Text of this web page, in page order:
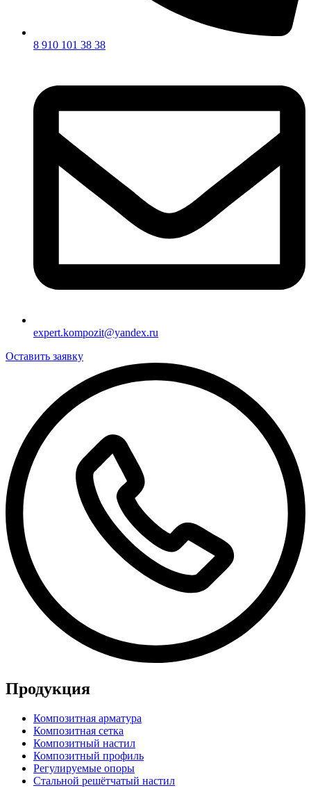
8 910 101 38 38
expert.kompozit@yandex.ru
Оставить заявку
Продукция
Композитная арматура
Композитная сетка
Композитный настил
Композитный профиль
Регулируемые опоры
Стальной решётчатый настил